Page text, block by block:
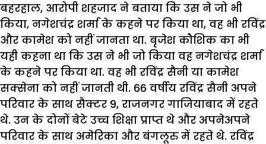
बहरहाल, आरोपी शहजाद ने बताया कि उस ने जो भी
किया, नगेशचंद्र शर्मा के कहने पर किया था, वह भी रविंद्र
और कामेश को नहीं जानता था. बृजेश कौशिक का भी
यही कहना था कि उस ने भी जो किया वह नगेशचंद्र शर्मा
के कहने पर किया था. वह भी रविंद्र सैनी या कामेश
सक्सेना को नहीं जानती थी. 66 वर्षीय रविंद्र सैनी अपने
परिवार के साथ सैक्टर 9, राजनगर गाजियाबाद में रहते
थे. उन के दोनों बेटे उच्च शिक्षा प्राप्त थे और अपनेअपने
परिवार के साथ अमेरिका और बंगलूरु में रहते थे. रविंद्र